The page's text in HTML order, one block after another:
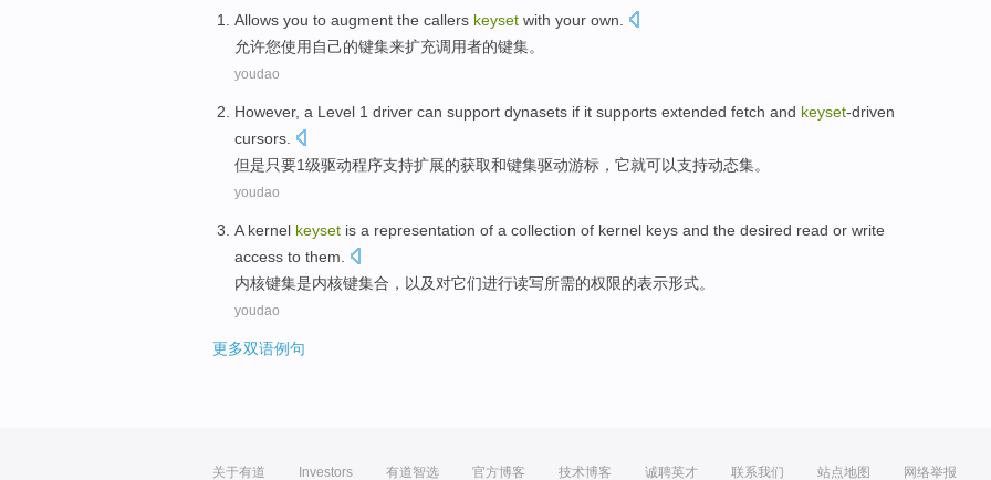
Allows you to augment the callers keyset with your own.
允许您使用 自己的键集来扩充调用者的键集。
youdao
However, a Level 1 driver can support dynasets if it supports extended fetch and keyset-driven
cursors
但是只要1级驱动程序支持扩展的获取和键集驱动游标， 它就可以支持动态集。
youdao
A kernel keyset is a representation of a collection of kernel keys and the desired read or write
access to them
内核键集是内核键集合 ， 以及对它们进行读写所需的权限的表示形式。
youdao
更多双语例句
关于有道 Investors 有道智选 官方博客 技术博客 诚聘英才 联系我们 站点地图 网络举报